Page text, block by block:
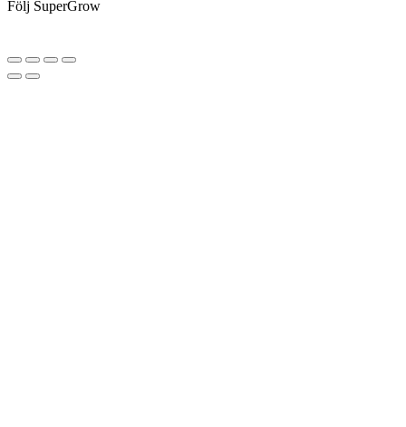
Följ SuperGrow